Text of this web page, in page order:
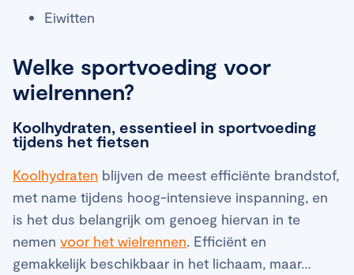
Eiwitten
Welke sportvoeding voor
wielrennen?
Koolhydraten, essentieel in sportvoeding
tijdens het fietsen
Koolhydraten blijven de meest efficiënte brandstof,
met name tijdens hoog-intensieve inspanning, en
is het dus belangrijk om genoeg hiervan in te
nemen voor het wielrennen. Efficiënt en
gemakkelijk beschikbaar in het lichaam, maar…